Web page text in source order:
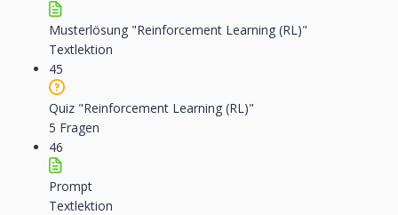
Musterlösung "Reinforcement Learning (RL)"
Textlektion
45
Quiz "Reinforcement Learning (RL)"
5 Fragen
46
Prompt
Textlektion